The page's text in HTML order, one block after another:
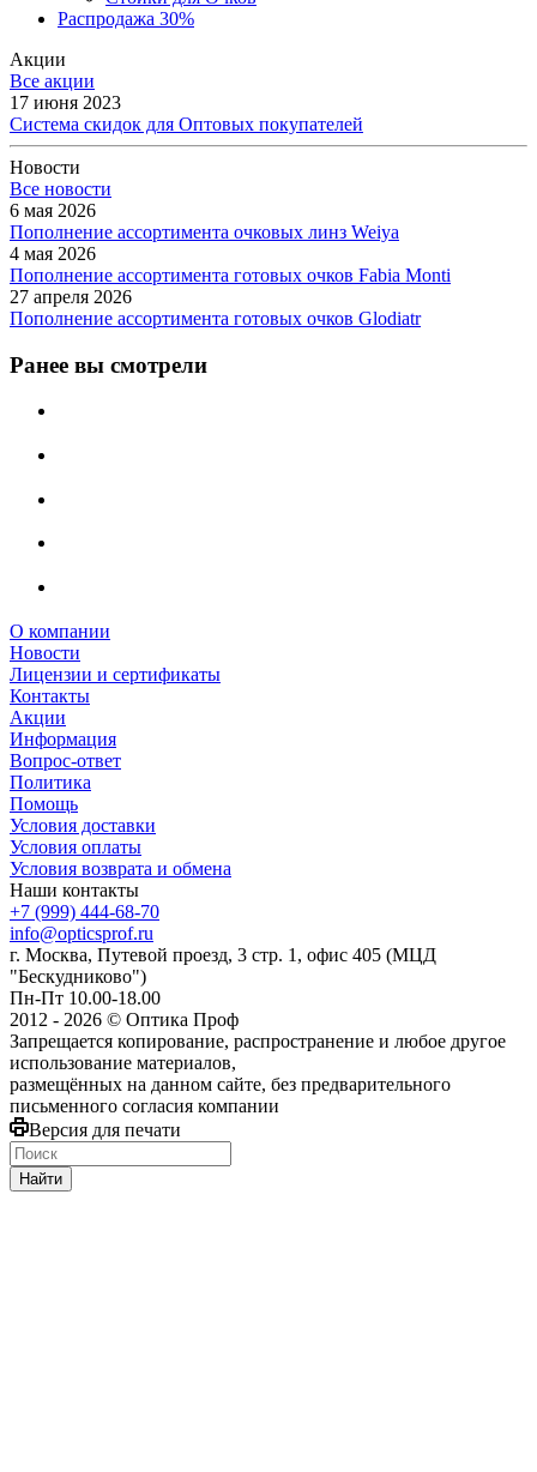
Распродажа 30%
Акции
Все акции
17 июня 2023
Система скидок для Оптовых покупателей
Новости
Все новости
6 мая 2026
Пополнение ассортимента очковых линз Weiya
4 мая 2026
Пополнение ассортимента готовых очков Fabia Monti
27 апреля 2026
Пополнение ассортимента готовых очков Glodiatr
Ранее вы смотрели
О компании
Новости
Лицензии и сертификаты
Контакты
Акции
Информация
Вопрос-ответ
Политика
Помощь
Условия доставки
Условия оплаты
Условия возврата и обмена
Наши контакты
+7 (999) 444-68-70
info@opticsprof.ru
г. Москва, Путевой проезд, 3 стр. 1, офис 405 (МЦД
"Бескудниково")
Пн-Пт 10.00-18.00
2012 - 2026 © Оптика Проф
Запрещается копирование, распространение и любое другое
использование материалов,
размещённых на данном сайте, без предварительного
письменного согласия компании
Версия для печати
Найти